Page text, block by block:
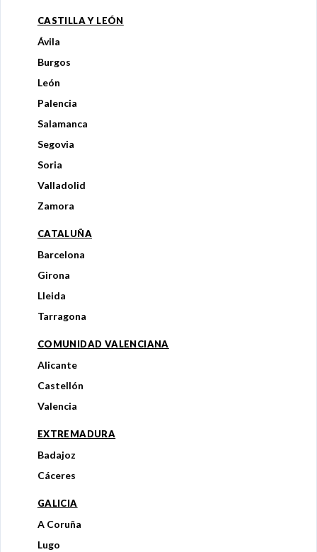
CASTILLA Y LEÓN
Ávila
Burgos
León
Palencia
Salamanca
Segovia
Soria
Valladolid
Zamora
CATALUÑA
Barcelona
Girona
Lleida
Tarragona
COMUNIDAD VALENCIANA
Alicante
Castellón
Valencia
EXTREMADURA
Badajoz
Cáceres
GALICIA
A Coruña
Lugo